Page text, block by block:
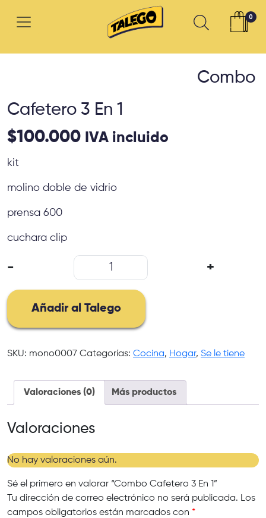
0
Combo
Cafetero 3 En 1
$100.000 IVA incluido
kit
molino doble de vidrio
prensa 600
cuchara clip
-
Combo
Cafetero
3
En
cantidad
+
Añadir al Talego
SKU: mono0007 Categorías: Cocina, Hogar, Se le tiene
Valoraciones (0) Más productos
Valoraciones
No hay valoraciones aún.
Sé el primero en valorar “Combo Cafetero 3 En 1”
Tu dirección de correo electrónico no será publicada. Los
campos obligatorios están marcados con *